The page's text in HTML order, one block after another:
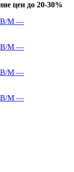
цен до 20-30%